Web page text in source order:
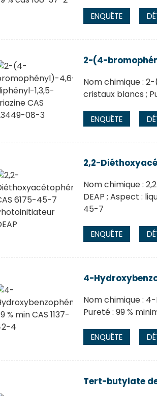
ENQUÊTE
2-(4-
Nom chimique :
cristaux blancs ;
ENQUÊTE
2,2-
Nom chimique :
DEAP ; Aspect :
45-7
ENQUÊTE
4-
Nom chimique :
Pureté : 99 %
ENQUÊTE
Tert-butylate